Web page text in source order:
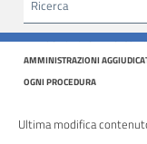
IL 1 LUGLIO 2023 ED
AMMINISTRAZIONI
OGNI PROCEDURA
Ultima modifica
Consulenti
e
collaboratori